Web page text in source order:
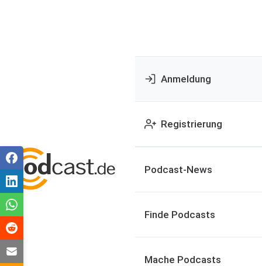
Anmeldung
Registrierung
Podcast-News
Finde Podcasts
Mache Podcasts